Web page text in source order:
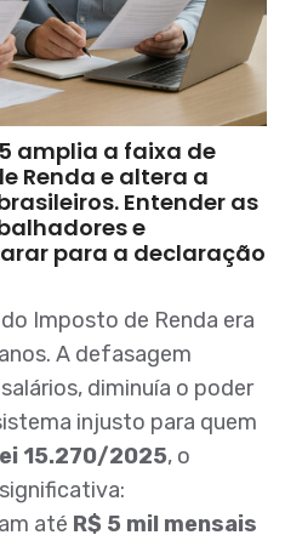
amplia a faixa de
Renda e altera a
Entender as
e
para a declaração
Imposto de Renda era
A defasagem
diminuía o poder
injusto para quem
15.270/2025, o
até R$ 5 mil mensais